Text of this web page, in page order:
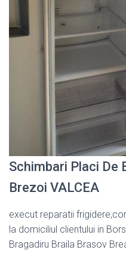
Schimbari Placi De
Brezoi VALCEA
execut reparatii
la domiciliul clientului in
Bragadiru Braila Brasov